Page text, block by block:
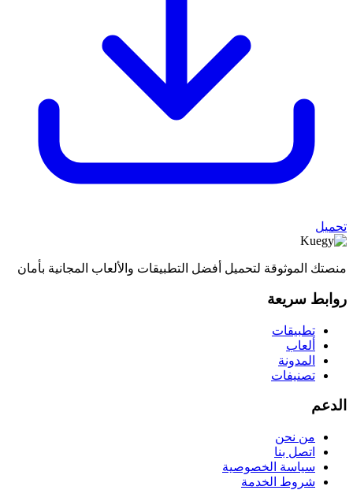
تحميل
منصتك الموثوقة لتحميل أفضل التطبيقات والألعاب المجانية بأمان
روابط سريعة
تطبيقات
ألعاب
المدونة
تصنيفات
الدعم
من نحن
اتصل بنا
سياسة الخصوصية
شروط الخدمة